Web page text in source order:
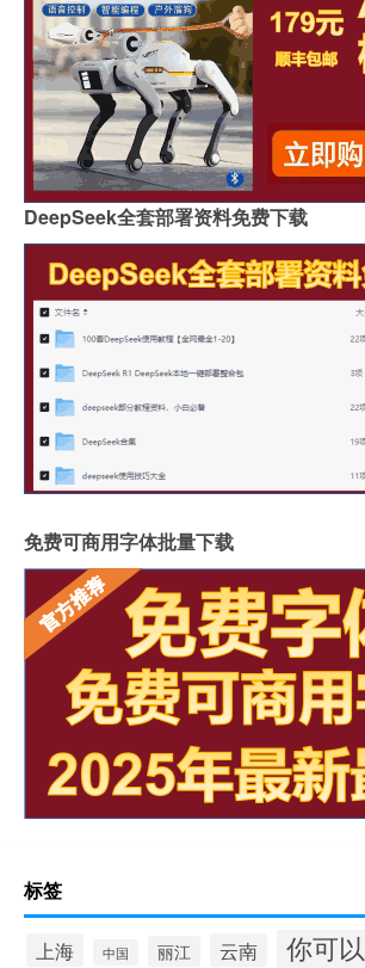
DeepSeek全套部署资料免费下载
免费可商用字体批量下载
标签
上海 中国 丽江 云南 你可以